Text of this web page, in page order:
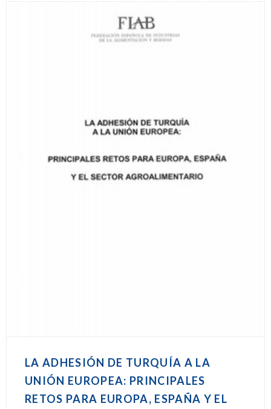
LA ADHESIÓN DE TURQUÍA A LA
UNIÓN EUROPEA: PRINCIPALES
RETOS PARA EUROPA, ESPAÑA Y EL